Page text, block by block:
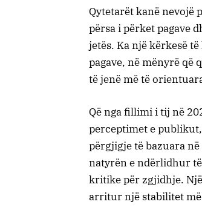
Qytetarët kanë nevojë
përsa i përket pagave
jetës. Ka një kërkesë
pagave, në mënyrë që
të jenë më të
Që nga fillimi i tij në
perceptimet e
përgjigje të bazuara
natyrën e ndërlidhur
kritike për zgjidhje.
arritur një stabilitet